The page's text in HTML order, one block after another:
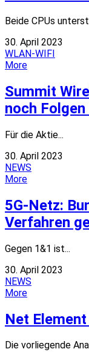
Beide CPUs
30. April 2023
WLAN-WIFI
More
Summit
noch Folgen
Für die Aktie...
30. April 2023
NEWS
More
5G-Netz:
Verfahren
Gegen 1&1 ist...
30. April 2023
NEWS
More
Net
Die vorliegende